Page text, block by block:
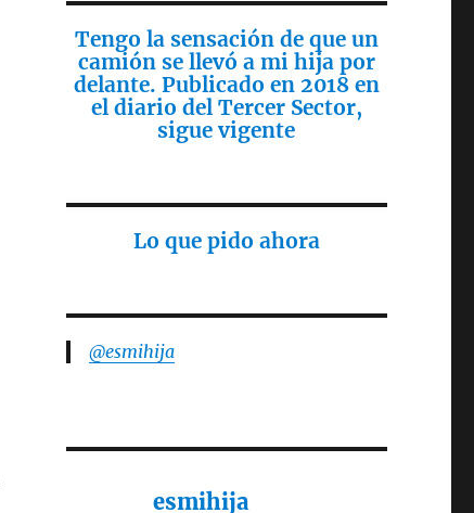
Tengo la sensación de que un
camión se llevó a mi hija por
delante. Publicado en 2018 en
el diario del Tercer Sector,
sigue vigente
Lo que pido ahora
@esmihija
esmihija